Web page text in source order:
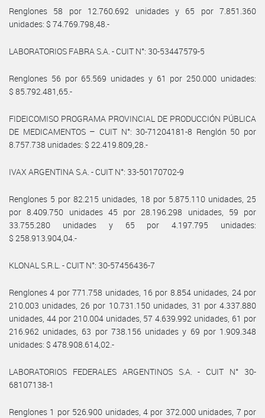
Renglones 58 por 12.760.692 unidades y 65 por 7.851.360
unidades: $ 74.769.798,48.-
LABORATORIOS FABRA S.A. - CUIT N°: 30-53447579-5
Renglones 56 por 65.569 unidades y 61 por 250.000 unidades:
$ 85.792.481,65.-
FIDEICOMISO PROGRAMA PROVINCIAL DE PRODUCCIÓN PÚBLICA
DE MEDICAMENTOS – CUIT N°: 30-71204181-8 Renglón 50 por
8.757.738 unidades: $ 22.419.809,28.-
IVAX ARGENTINA S.A. - CUIT N°: 33-50170702-9
Renglones 5 por 82.215 unidades, 18 por 5.875.110 unidades, 25
por 8.409.750 unidades 45 por 28.196.298 unidades, 59 por
33.755.280 unidades y 65 por 4.197.795 unidades:
$ 258.913.904,04.-
KLONAL S.R.L. - CUIT N°: 30-57456436-7
Renglones 4 por 771.758 unidades, 16 por 8.854 unidades, 24 por
210.003 unidades, 26 por 10.731.150 unidades, 31 por 4.337.880
unidades, 44 por 210.004 unidades, 57 4.639.992 unidades, 61 por
216.962 unidades, 63 por 738.156 unidades y 69 por 1.909.348
unidades: $ 478.908.614,02.-
LABORATORIOS FEDERALES ARGENTINOS S.A. - CUIT N° 30-
68107138-1
Renglones 1 por 526.900 unidades, 4 por 372.000 unidades, 7 por